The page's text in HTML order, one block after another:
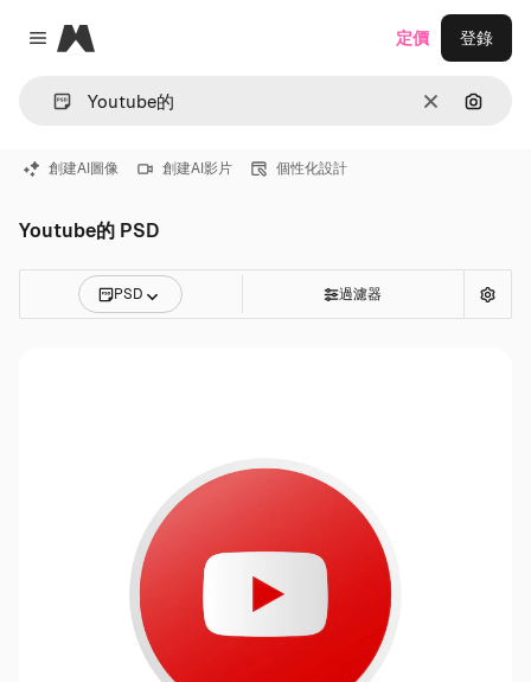
Close menu
Magnific
清除 通過圖
定價 登錄
創建AI圖像 創建AI影片 個性化設計
Youtube的 PSD
PSD 過濾器